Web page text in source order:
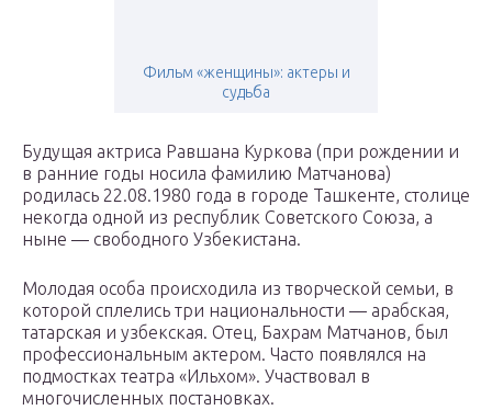
Фильм «женщины»: актеры и
судьба
Будущая актриса Равшана Куркова (при рождении и
в ранние годы носила фамилию Матчанова)
родилась 22.08.1980 года в городе Ташкенте, столице
некогда одной из республик Советского Союза, а
ныне — свободного Узбекистана.
Молодая особа происходила из творческой семьи, в
которой сплелись три национальности — арабская,
татарская и узбекская. Отец, Бахрам Матчанов, был
профессиональным актером. Часто появлялся на
подмостках театра «Ильхом». Участвовал в
многочисленных постановках.